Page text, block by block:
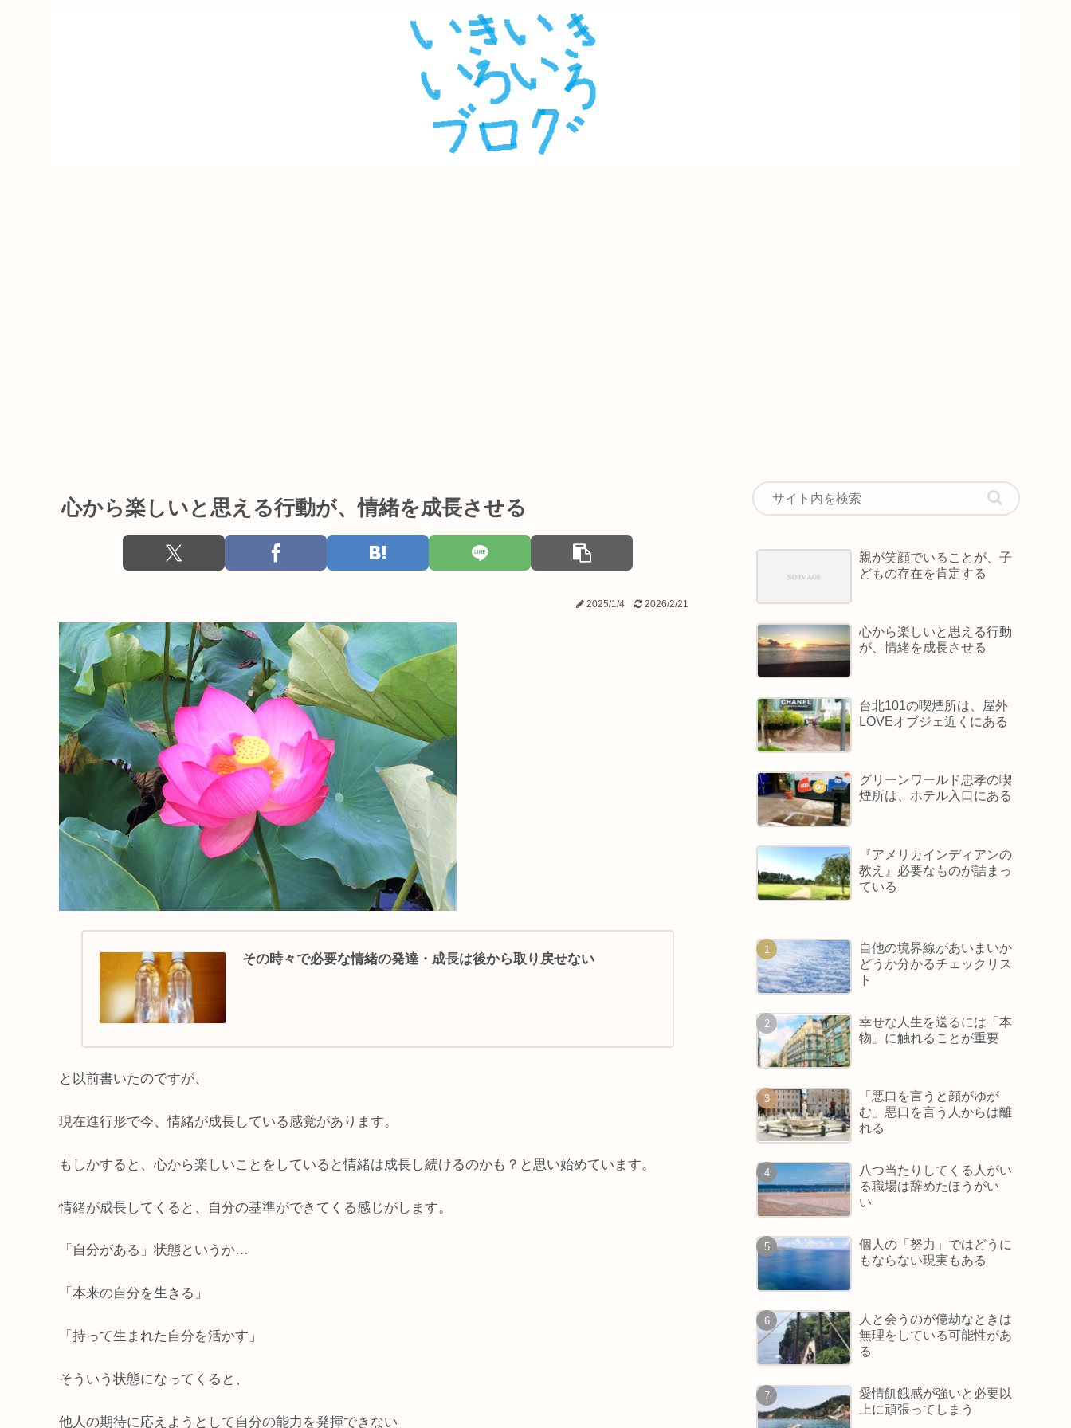
心から楽しいと思える行動が、情緒を成長させる
2025/1/4 2026/2/21
その時々で必要な情緒の発達・成長は後から取り戻せない
と以前書いたのですが、
現在進行形で今、情緒が成長している感覚があります。
もしかすると、心から楽しいことをしていると情緒は成長し続けるのかも？と思い始めています。
情緒が成長してくると、自分の基準ができてくる感じがします。
「自分がある」状態というか…
「本来の自分を生きる」
「持って生まれた自分を活かす」
そういう状態になってくると、
他人の期待に応えようとして自分の能力を発揮できない
親が笑顔でいることが、子
どもの存在を肯定する
心から楽しいと思える行動
が、情緒を成長させる
台北101の喫煙所は、屋外
LOVEオブジェ近くにある
グリーンワールド忠孝の喫
煙所は、ホテル入口にある
『アメリカインディアンの
教え』必要なものが詰まっ
ている
自他の境界線があいまいか
どうか分かるチェックリス
ト
幸せな人生を送るには「本
物」に触れることが重要
「悪口を言うと顔がゆが
む」悪口を言う人からは離
れる
八つ当たりしてくる人がい
る職場は辞めたほうがい
い
個人の「努力」ではどうに
もならない現実もある
人と会うのが億劫なときは
無理をしている可能性があ
る
愛情飢餓感が強いと必要以
上に頑張ってしまう